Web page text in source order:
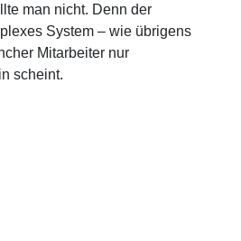
man nicht. Denn der
System – wie übrigens
Mitarbeiter nur
scheint.